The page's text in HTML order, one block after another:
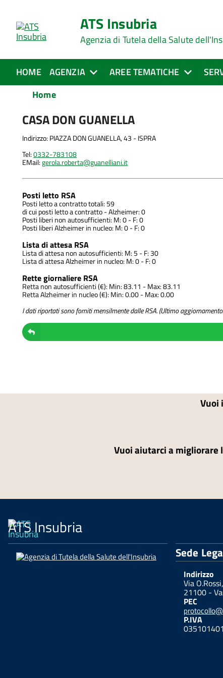
ATS Insubria
Agenzia di Tutela della Salute
HOME AGENZIA AREE TEMATICHE
Home
CASA DON GUANELLA
Indirizzo: PIAZZA DON GUANELLA, 43 - ISPRA
Tel:0332-783108
EMail:gerola.roberta@guanelliani.it
Posti letto RSA
Posti letto a contratto totali: 59
di cui posti letto a contratto - Alzheimer: 0
Posti liberi non autosufficienti: M: 0 - F: 0
Posti liberi Alzheimer in nucleo: M: 0 - F: 0
Lista di attesa RSA
Lista di attesa non autosufficienti: M: 5 - F: 30
Lista di attesa Alzheimer in nucleo: M: 0 - F: 0
Rette giornaliere RSA
Retta non autosufficienti (€): Min: 83.11 - Max: 83.11
Retta Alzheimer in nucleo (€): Min: 0.00 - Max: 0.00
I dati riportati sono forniti mensilmente dalle RSA. (Ultimo
Vuoi
Vuoi aiutarci a
ATS Insubria
Sede
Indirizzo
Via
21100 -
PEC
P.IVA